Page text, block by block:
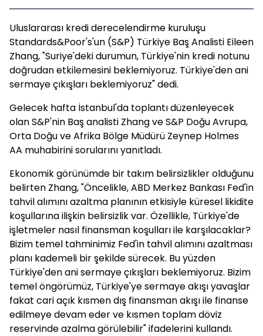
Uluslararası kredi derecelendirme kuruluşu
Standards&Poor's'un (S&P) Türkiye Baş Analisti Eileen
Zhang, "Suriye'deki durumun, Türkiye'nin kredi notunu
doğrudan etkilemesini beklemiyoruz. Türkiye'den ani
sermaye çıkışları beklemiyoruz" dedi.
Gelecek hafta İstanbul'da toplantı düzenleyecek
olan S&P'nin Baş analisti Zhang ve S&P Doğu Avrupa,
Orta Doğu ve Afrika Bölge Müdürü Zeynep Holmes
AA muhabirini sorularını yanıtladı.
Ekonomik görünümde bir takım belirsizlikler olduğunu
belirten Zhang, "Öncelikle, ABD Merkez Bankası Fed'in
tahvil alımını azaltma planının etkisiyle küresel likidite
koşullarına ilişkin belirsizlik var. Özellikle, Türkiye'de
işletmeler nasıl finansman koşulları ile karşılacaklar?
Bizim temel tahminimiz Fed'in tahvil alımını azaltması
planı kademeli bir şekilde sürecek. Bu yüzden
Türkiye'den ani sermaye çıkışları beklemiyoruz. Bizim
temel öngörümüz, Türkiye'ye sermaye akışı yavaşlar
fakat cari açık kısmen dış finansman akışı ile finanse
edilmeye devam eder ve kısmen toplam döviz
reservinde azalma görülebilir" ifadelerini kullandı.